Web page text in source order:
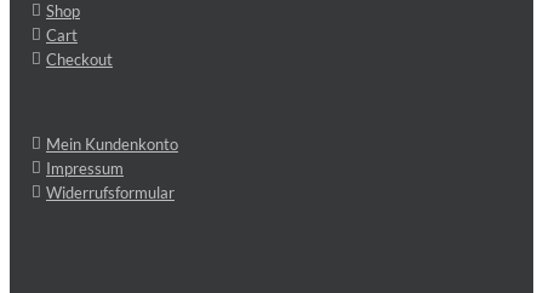
Shop
Cart
Checkout
Mein Kundenkonto
Impressum
Widerrufsformular